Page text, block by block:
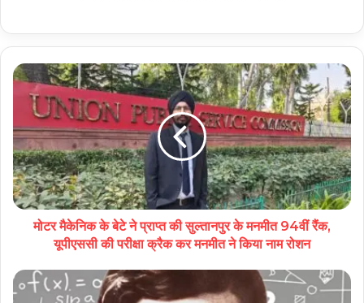
मोटर मैकेनिक के बेटे ने प्राप्त की सुल्तानपुर के मनमीत 94वीं रैंक,
यूपीएससी की परीक्षा क्रैक कर मनमीत ने किया नाम रोशन